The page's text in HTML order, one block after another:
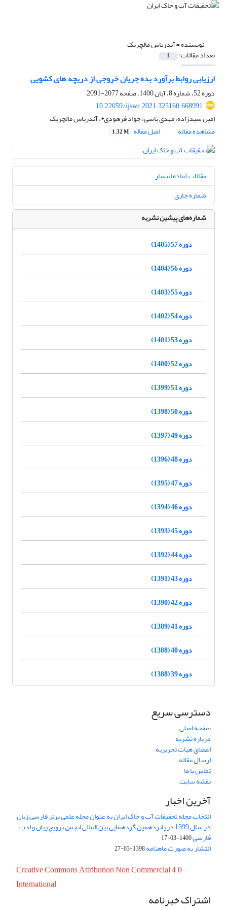
نویسنده =آندریاس مالچریک
تعداد مقالات: 1
ارزیابی روابط برآورد بده جریان خروجی از دریچه های کشویی
دوره 52، شماره 8، آبان 1400، صفحه
2077-2091
10.22059/ijswr.2021.325160.668991
امین سیدزاده، مهدی یاسی، جواد فرهودی*، آندریاس مالچریک
مشاهده مقاله
اصل مقاله 1.32 M
مقالات آماده انتشار
شماره جاری
شماره‌های پیشین نشریه
دوره 57 (1405)
دوره 56 (1404)
دوره 55 (1403)
دوره 54 (1402)
دوره 53 (1401)
دوره 52 (1400)
دوره 51 (1399)
دوره 50 (1398)
دوره 49 (1397)
دوره 48 (1396)
دوره 47 (1395)
دوره 46 (1394)
دوره 45 (1393)
دوره 44 (1392)
دوره 43 (1391)
دوره 42 (1390)
دوره 41 (1389)
دوره 40 (1388)
دوره 39 (1388)
دسترسی سریع
صفحه اصلی
درباره نشریه
اعضای هیات تحریریه
ارسال مقاله
تماس با ما
نقشه سایت
آخرین اخبار
انتخاب مجله تحقیقات آب و خاک ایران به عنوان مجله علمی برتر فارسی زبان
در سال 1399 در پانزدهمین گردهمایی بین المللی انجمن ترویج زبان و ادب
فارسی1400-03-17
انتشار به صورت ماهنامه1398-03-27
Creative Commons Attribution Non Commercial 4.0
International
اشتراک خبرنامه